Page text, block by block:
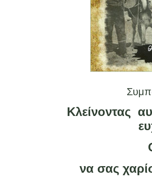
Κλείνοντας
να σας